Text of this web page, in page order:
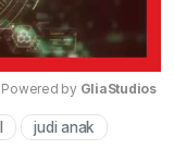
Mute
Powered by GliaStudios
judi anak